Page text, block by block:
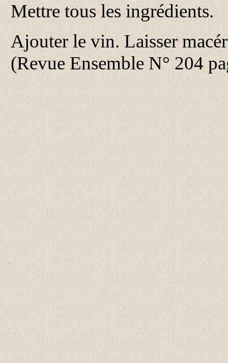
Mettre tous les ingrédients.
Ajouter le vin. Laisser
(Revue Ensemble N° 204